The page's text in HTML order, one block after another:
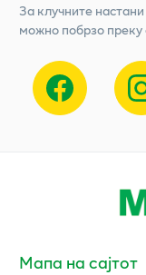
За клучните
можно побрзо
Мапа на сајтот